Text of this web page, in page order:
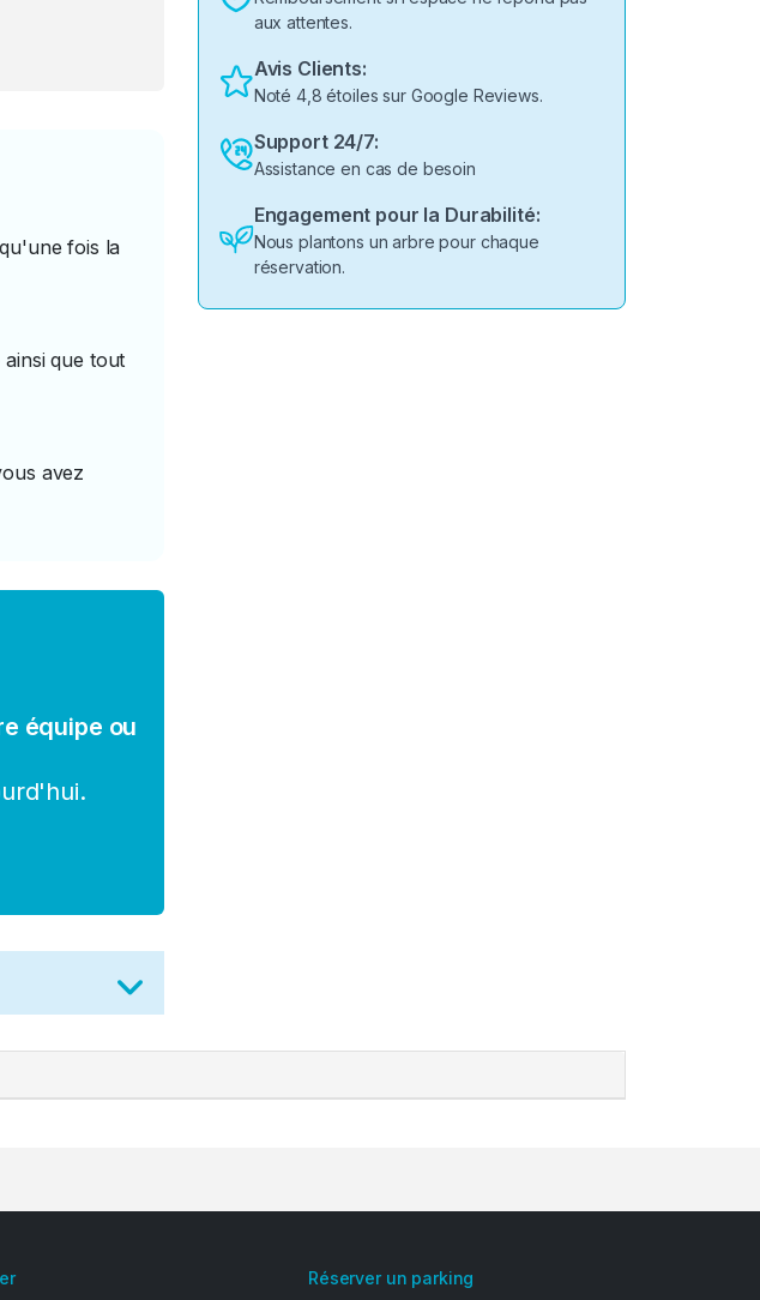
fois la
que tout
avez
équipe ou
aux attentes.
Avis Clients:
Noté 4,8 étoiles sur Google Reviews.
Support 24/7:
Assistance en cas de besoin
Engagement pour la Durabilité:
Nous plantons un arbre pour chaque
réservation.
Réserver un parking